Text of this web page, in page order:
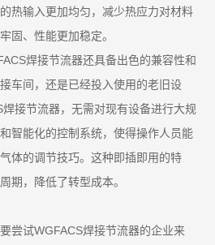
热输入更加均匀，减少热应力对材料
固、性能更加稳定。
焊接节流器还具备出色的兼容性和
车间，还是已经投入使用的老旧设
接节流器，无需对现有设备进行大规
智能化的控制系统，使得操作人员能
体的调节技巧。这种即插即用的特
期，降低了转型成本。
尝试WGFACS焊接节流器的企业来